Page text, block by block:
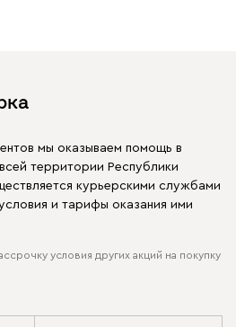
мы оказываем помощь в
территории Республики
курьерскими службами
и тарифы оказания ими
условия других акций на покупку